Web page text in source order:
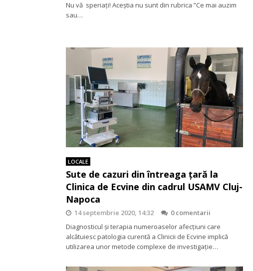
Nu vă speriați! Aceștia nu sunt din rubrica ”Ce mai auzim
sau…
LOCALE
Sute de cazuri din întreaga țară la
Clinica de Ecvine din cadrul USAMV Cluj-
Napoca
14 septembrie 2020, 14:32
0 comentarii
Diagnosticul și terapia numeroaselor afecțiuni care
alcătuiesc patologia curentă a Clinicii de Ecvine implică
utilizarea unor metode complexe de investigație…